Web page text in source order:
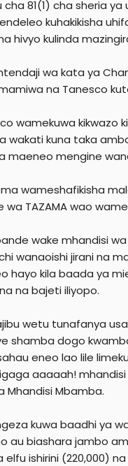
cha 81(1) cha sheria
kuhakikisha
hivyo kulinda
wa kata ya
na Tanesco
wamekuwa kikwazo
wakati kuna taka
maeneo mengine
wameshafikisha
wa TAZAMA wao
wake mhandisi
wanaoishi jirani na
hayo kila baada ya
na bajeti iliyopo.
wetu tunafanya
shamba dogo
eneo lao lile
aaaaah!
Mhandisi Mbamba.
kuwa baadhi ya
au biashara jambo
elfu ishirini (220,000)